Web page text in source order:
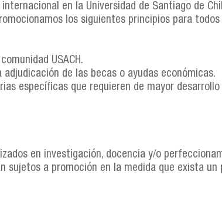
en la Universidad de Santiago de
los siguientes principios para
USACH.
de las becas o ayudas económicas.
específicas que requieren de mayor
en investigación, docencia y/o
sujetos a promoción en la medida que exista